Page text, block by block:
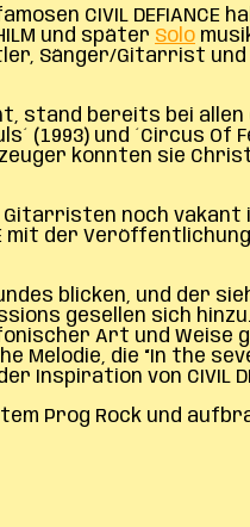
CIVIL DEFIANCE
und später Solo
Sänger/Gitarrist
stand bereits bei
(1993) und ´Circus Of
konnten sie
noch vakant
mit der
blicken, und der
gesellen sich
Art und Weise
die “In the
von CIVIL
Prog Rock und